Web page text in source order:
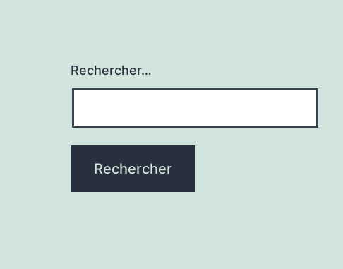
Rechercher…